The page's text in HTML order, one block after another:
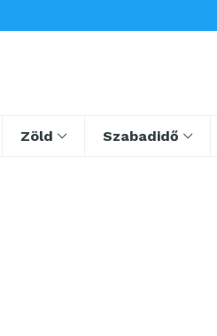
Zöld Szabadidő